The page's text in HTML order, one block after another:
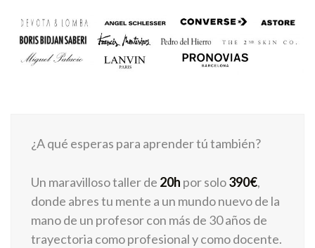
¿A qué esperas para aprender tú también?
Un maravilloso taller de 20h por solo390€,
donde abres tu mente a un mundo nuevo de la
mano de un profesor con más de 30 años de
trayectoria como profesional y como docente.